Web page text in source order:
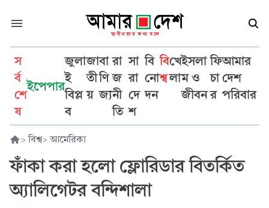
স
র্ব
শে
ষ
ইপেপার
জুলা
ই
বিপ্ল
ব
জা
তী
য়
বা
ণি
জ্য
রা
জ
নী
তি
সা
রা
দে
শ
বি
নো
দন
বি
শ্ব
খে
লা
ইসলা
ম ও
জীবন
ফি
চা
র
আমার
দেশ
পরিবার
> বিশ্ব> আমেরিকা
ফাঁকা করা হলো ফ্লোরিডার বিতর্কিত
অ্যালিগেটর বন্দিশালা